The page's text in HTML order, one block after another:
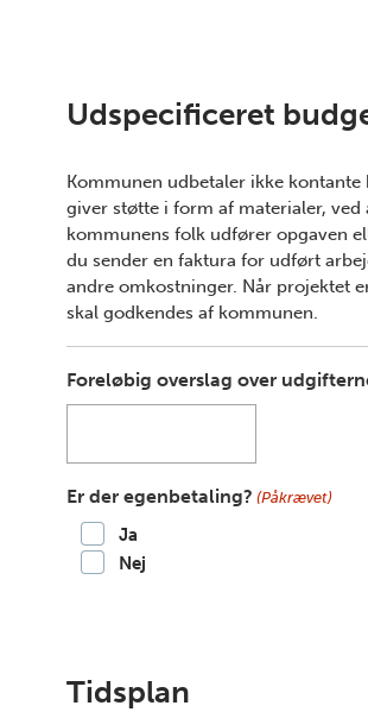
Udspecificeret
Kommunen udbetaler ikke kontante
giver støtte i form af materialer, ved
kommunens folk udfører opgaven
du sender en faktura for udført
andre omkostninger. Når projektet
skal godkendes af kommunen.
Foreløbig overslag over
Er der egenbetaling? (Påkrævet)
Ja
Nej
Tidsplan